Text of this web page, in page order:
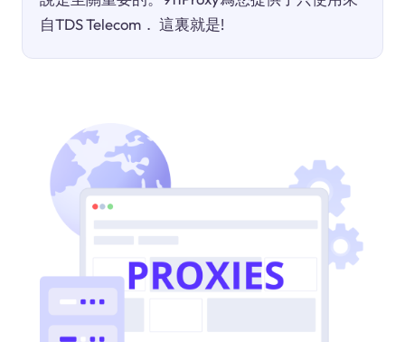
自TDS Telecom． 這裏就是!